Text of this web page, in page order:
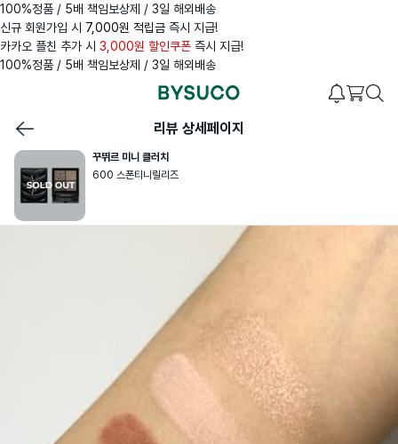
100%정품 / 5배 책임보상제 / 3일 해외배송
신규 회원가입 시 7,000원 적립금 즉시 지급!
카카오 플친 추가 시 3,000원 할인쿠폰 즉시 지급!
100%정품 / 5배 책임보상제 / 3일 해외배송
리뷰 상세페이지
꾸뛰르 미니 클러치
600 스폰티니릴리즈